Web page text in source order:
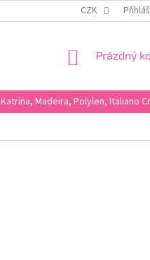
CZK
NÁKUPNÍ
Prázdný
Katrina, Madeira, Polylen, Italiano